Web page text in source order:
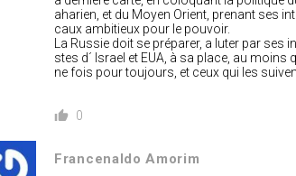
aharien, et du Moyen Orient, prenant ses
caux ambitieux pour le pouvoir.
La Russie doit se préparer, a luter par
stes d´ Israel et EUA, à sa place, au moins
ne fois pour toujours, et ceux qui les
0
Francenaldo Amorim